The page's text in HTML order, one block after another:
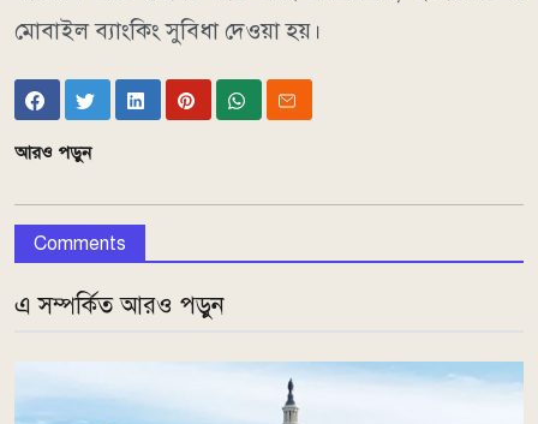
মোবাইল ব্যাংকিং সুবিধা দেওয়া হয়।
আরও পড়ুন
Comments
এ সম্পর্কিত আরও পড়ুন